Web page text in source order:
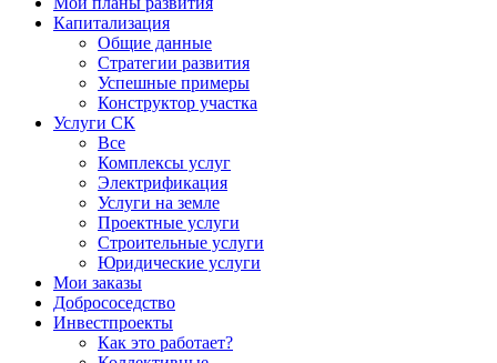
Капитализация
Общие данные
Стратегии развития
Успешные примеры
Конструктор участка
Услуги СК
Все
Комплексы услуг
Электрификация
Услуги на земле
Проектные услуги
Строительные услуги
Юридические услуги
Мои заказы
Добрососедство
Инвестпроекты
Как это работает?